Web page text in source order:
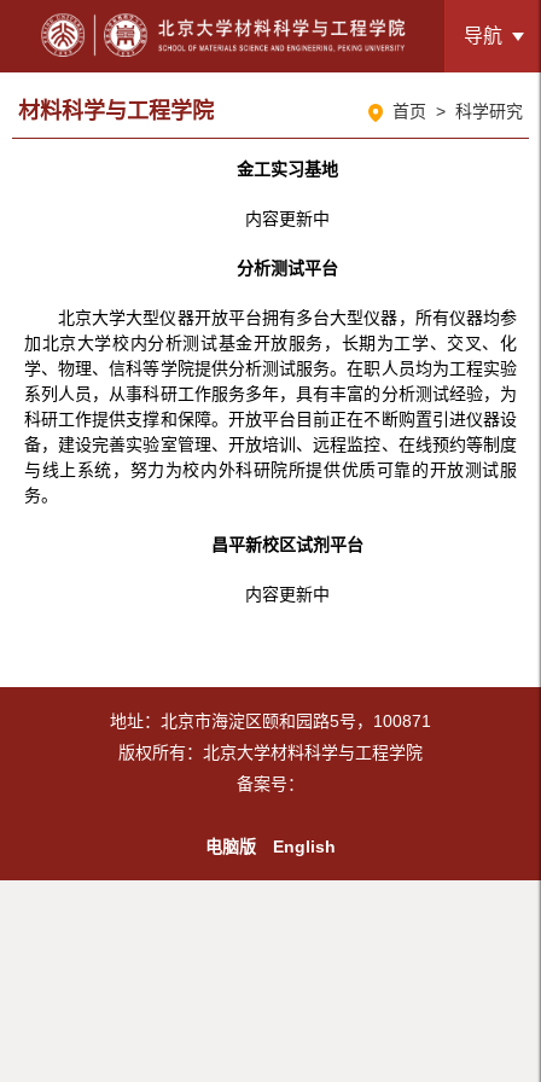
导航
材料科学与工程学院 首页 > 科学研究
金工实习基地
内容更新中
分析测试平台
北京大学大型仪器开放平台拥有多台大型仪器，所有仪器均参
加北京大学校内分析测试基金开放服务，长期为工学、交叉、化
学、物理、信科等学院提供分析测试服务。在职人员均为工程实验
系列人员，从事科研工作服务多年，具有丰富的分析测试经验，为
科研工作提供支撑和保障。开放平台目前正在不断购置引进仪器设
备，建设完善实验室管理、开放培训、远程监控、在线预约等制度
与线上系统，努力为校内外科研院所提供优质可靠的开放测试服
务。
昌平新校区试剂平台
内容更新中
地址：北京市海淀区颐和园路5号，100871
版权所有：北京大学材料科学与工程学院
备案号：
电脑版 English